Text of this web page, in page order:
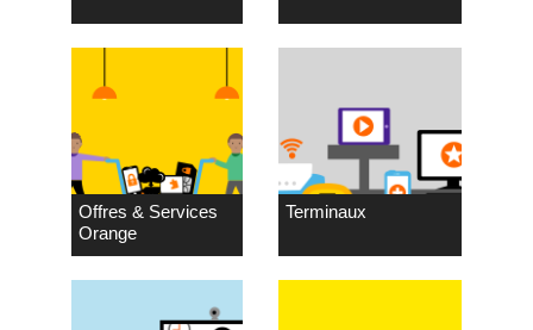
Offres & Services
Orange
Terminaux